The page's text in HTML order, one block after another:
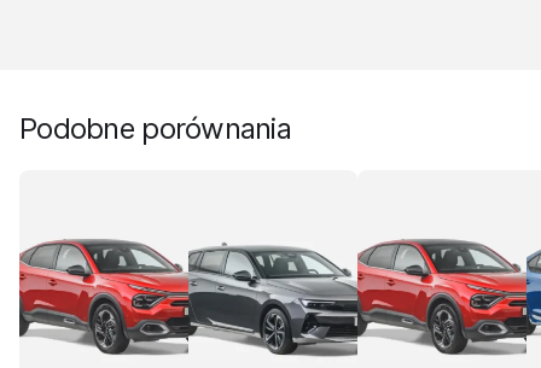
Podobne porównania